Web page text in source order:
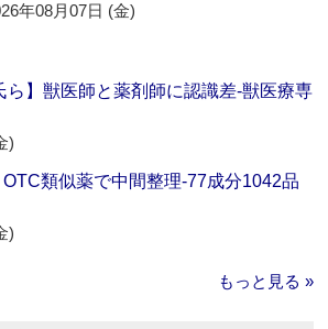
年08月07日 (金)
ら】獣医師と薬剤師に認識差‐獣医療専
)
OTC類似薬で中間整理‐77成分1042品
)
もっと見る »